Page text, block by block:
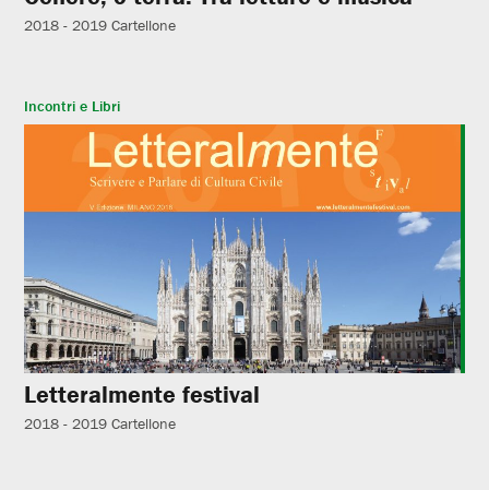
2018 - 2019 Cartellone
Incontri e Libri
Letteralmente festival
2018 - 2019 Cartellone